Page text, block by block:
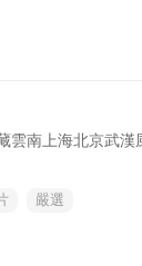
雲南上海北京武漢
嚴選